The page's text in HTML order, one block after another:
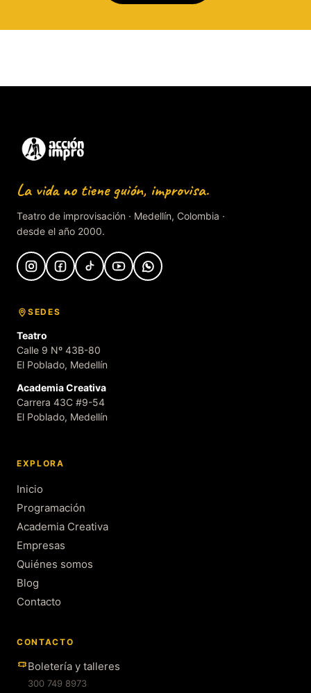
La vida no tiene guión, improvisa.
Teatro de improvisación · Medellín, Colombia ·
desde el año 2000.
SEDES
Teatro
Calle 9 Nº 43B-80
El Poblado, Medellín
Academia Creativa
Carrera 43C #9-54
El Poblado, Medellín
EXPLORA
Inicio
Programación
Academia Creativa
Empresas
Quiénes somos
Blog
Contacto
CONTACTO
Boletería y talleres
300 749 8973